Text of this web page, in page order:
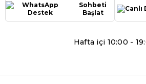
Sohbeti
Başlat
Hafta içi 10:00 -